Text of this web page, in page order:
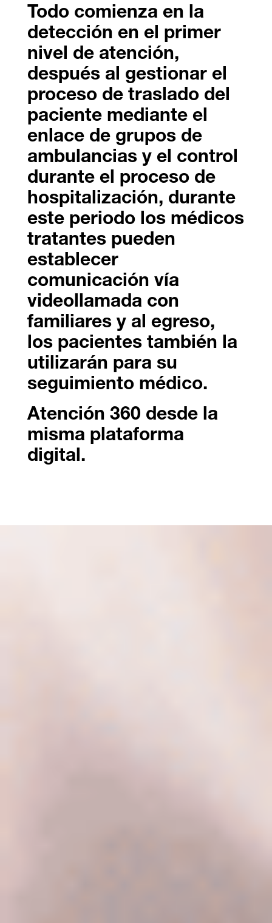
Todo comienza en la
detección en el primer
nivel de atención,
después al gestionar el
proceso de traslado del
paciente mediante el
enlace de grupos de
ambulancias y el control
durante el proceso de
hospitalización, durante
este periodo los médicos
tratantes pueden
establecer
comunicación vía
videollamada con
familiares y al egreso,
los pacientes también la
utilizarán para su
seguimiento médico.
Atención 360 desde la
misma plataforma
digital.